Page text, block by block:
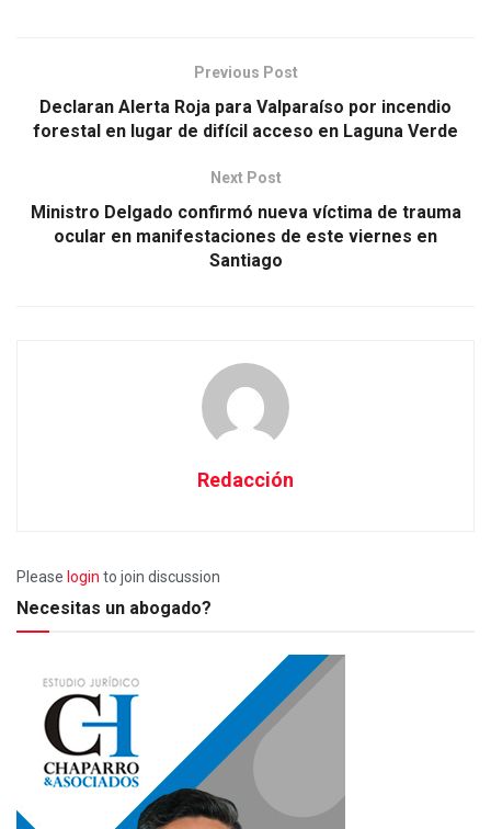
Previous Post
Declaran Alerta Roja para Valparaíso por incendio
forestal en lugar de difícil acceso en Laguna Verde
Next Post
Ministro Delgado confirmó nueva víctima de trauma
ocular en manifestaciones de este viernes en
Santiago
Redacción
Please login to join discussion
Necesitas un abogado?